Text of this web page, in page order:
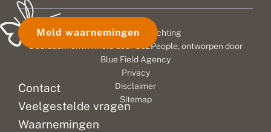
Contact
Veelgestelde vragen
Waarnemingen
Meld waarnemingen
© 2026 Vlinderstichting
Duurzaam ontwikkeld door
Go2People, ontworpen door
Blue Field Agency
Privacy
Disclaimer
Sitemap